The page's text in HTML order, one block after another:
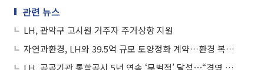
관련 뉴스
LH, 관악구 고시원 거주자 주거상향 지원
자연과환경, LH와 39.5억 규모 토양정화 계약…환경 복원 사업 ‘속도’